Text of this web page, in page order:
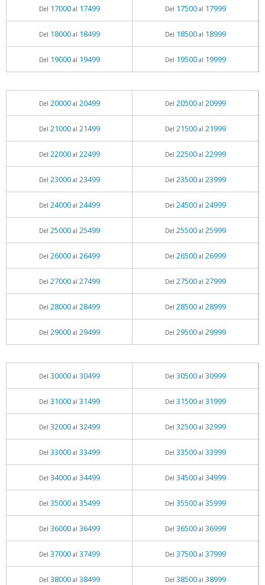
Del 17000al 17499 Del 17500al 17999
Del 18000al 18499 Del 18500al 18999
Del 19000al 19499 Del 19500al 19999
Del 20000al 20499 Del 20500al 20999
Del 21000al 21499 Del 21500al 21999
Del 22000al 22499 Del 22500al 22999
Del 23000al 23499 Del 23500al 23999
Del 24000al 24499 Del 24500al 24999
Del 25000al 25499 Del 25500al 25999
Del 26000al 26499 Del 26500al 26999
Del 27000al 27499 Del 27500al 27999
Del 28000al 28499 Del 28500al 28999
Del 29000al 29499 Del 29500al 29999
Del 30000al 30499 Del 30500al 30999
Del 31000al 31499 Del 31500al 31999
Del 32000al 32499 Del 32500al 32999
Del 33000al 33499 Del 33500al 33999
Del 34000al 34499 Del 34500al 34999
Del 35000al 35499 Del 35500al 35999
Del 36000al 36499 Del 36500al 36999
Del 37000al 37499 Del 37500al 37999
Del 38000al 38499 Del 38500al 38999